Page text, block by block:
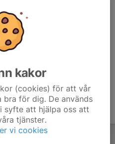
kakor
(cookies) för att vår
för dig. De används
syfte att hjälpa oss att
tjänster.
vi cookies